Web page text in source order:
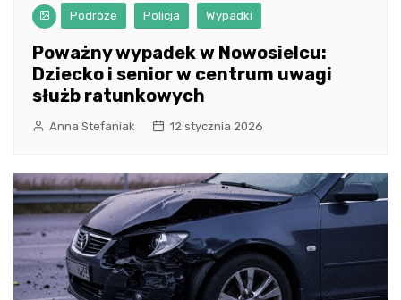
Podróże Policja Wypadki
Poważny wypadek w Nowosielcu:
Dziecko i senior w centrum uwagi
służb ratunkowych
Anna Stefaniak 12 stycznia 2026